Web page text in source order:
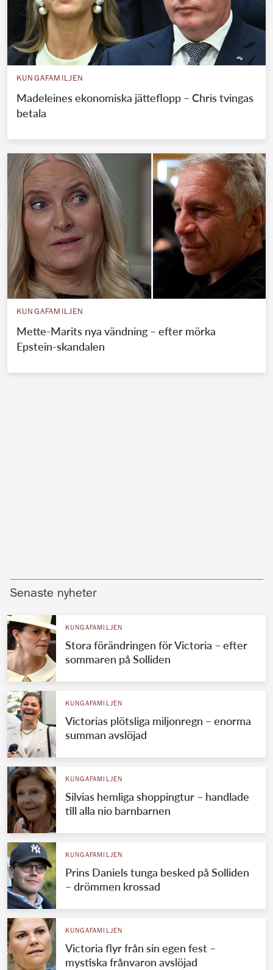
KUNGAFAMILJEN
Madeleines ekonomiska jätteflopp – Chris tvingas
betala
KUNGAFAMILJEN
Mette-Marits nya vändning – efter mörka
Epstein-skandalen
Senaste nyheter
KUNGAFAMILJEN
Stora förändringen för Victoria – efter
sommaren på Solliden
KUNGAFAMILJEN
Victorias plötsliga miljonregn – enorma
summan avslöjad
KUNGAFAMILJEN
Silvias hemliga shoppingtur – handlade
till alla nio barnbarnen
KUNGAFAMILJEN
Prins Daniels tunga besked på Solliden
– drömmen krossad
KUNGAFAMILJEN
Victoria flyr från sin egen fest –
mystiska frånvaron avslöjad